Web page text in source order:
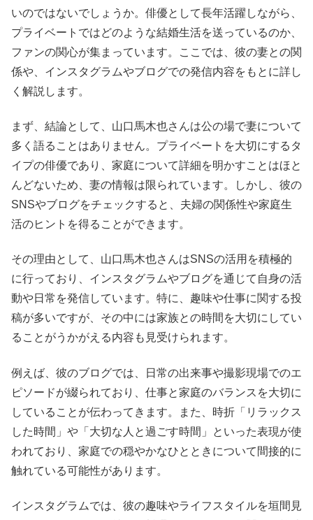
いのではないでしょうか。俳優として長年活躍しながら、
プライベートではどのような結婚生活を送っているのか、
ファンの関心が集まっています。ここでは、彼の妻との関
係や、インスタグラムやブログでの発信内容をもとに詳し
く解説します。
まず、結論として、山口馬木也さんは公の場で妻について
多く語ることはありません。プライベートを大切にするタ
イプの俳優であり、家庭について詳細を明かすことはほと
んどないため、妻の情報は限られています。しかし、彼の
SNSやブログをチェックすると、夫婦の関係性や家庭生
活のヒントを得ることができます。
その理由として、山口馬木也さんはSNSの活用を積極的
に行っており、インスタグラムやブログを通じて自身の活
動や日常を発信しています。特に、趣味や仕事に関する投
稿が多いですが、その中には家族との時間を大切にしてい
ることがうかがえる内容も見受けられます。
例えば、彼のブログでは、日常の出来事や撮影現場でのエ
ピソードが綴られており、仕事と家庭のバランスを大切に
していることが伝わってきます。また、時折「リラックス
した時間」や「大切な人と過ごす時間」といった表現が使
われており、家庭での穏やかなひとときについて間接的に
触れている可能性があります。
インスタグラムでは、彼の趣味やライフスタイルを垣間見